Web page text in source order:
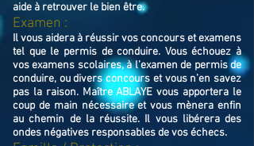
aide à retrouver le bien être.
Examen :
Il vous aidera à réussir vos concours et examens
tel que le permis de conduire. Vous échouez à
vos examens scolaires, à l’examen de permis de
conduire, ou divers concours et vous n’en savez
pas la raison. Maître ABLAYE vous apportera le
coup de main nécessaire et vous mènera enfin
au chemin de la réussite. Il vous libérera des
ondes négatives responsables de vos échecs.